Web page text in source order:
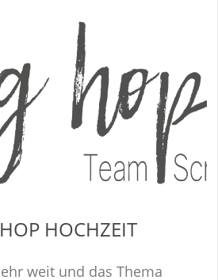
HOCHZEIT
weit und das Thema